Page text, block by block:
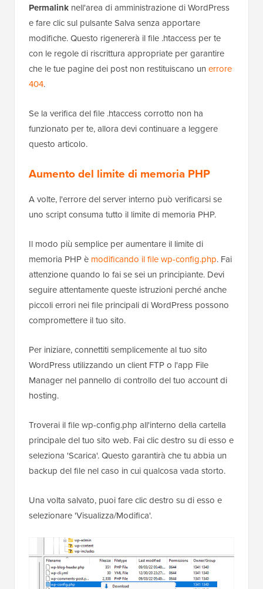
Permalink nell'area di amministrazione di WordPress
e fare clic sul pulsante Salva senza apportare
modifiche. Questo rigenererà il file .htaccess per te
con le regole di riscrittura appropriate per garantire
che le tue pagine dei post non restituiscano un errore
404.
Se la verifica del file .htaccess corrotto non ha
funzionato per te, allora devi continuare a leggere
questo articolo.
Aumento del limite di memoria PHP
A volte, l'errore del server interno può verificarsi se
uno script consuma tutto il limite di memoria PHP.
Il modo più semplice per aumentare il limite di
memoria PHP è modificando il file wp-config.php. Fai
attenzione quando lo fai se sei un principiante. Devi
seguire attentamente queste istruzioni perché anche
piccoli errori nei file principali di WordPress possono
compromettere il tuo sito.
Per iniziare, connettiti semplicemente al tuo sito
WordPress utilizzando un client FTP o l'app File
Manager nel pannello di controllo del tuo account di
hosting.
Troverai il file wp-config.php all'interno della cartella
principale del tuo sito web. Fai clic destro su di esso e
seleziona 'Scarica'. Questo garantirà che tu abbia un
backup del file nel caso in cui qualcosa vada storto.
Una volta salvato, puoi fare clic destro su di esso e
selezionare 'Visualizza/Modifica'.